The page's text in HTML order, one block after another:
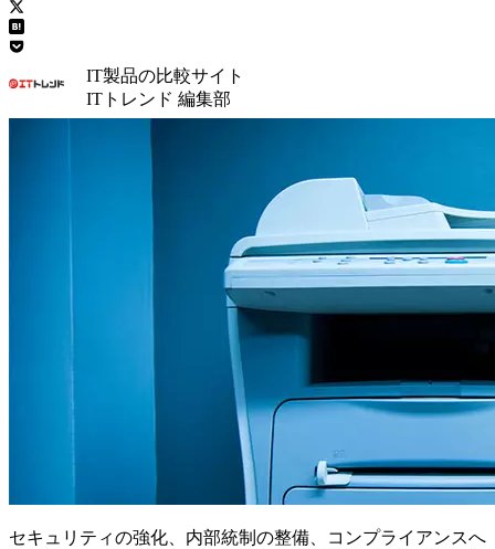
IT製品の比較サイト
ITトレンド 編集部
セキュリティの強化、内部統制の整備、コンプライアンスへ